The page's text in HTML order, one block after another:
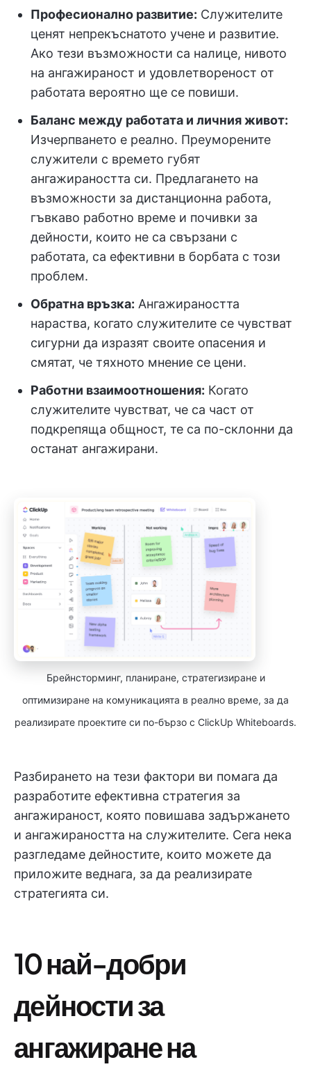
Професионално развитие: Служителите
ценят непрекъснатото учене и развитие.
Ако тези възможности са налице, нивото
на ангажираност и удовлетвореност от
работата вероятно ще се повиши.
Баланс между работата и личния живот:
Изчерпването е реално. Преуморените
служители с времето губят
ангажираността си. Предлагането на
възможности за дистанционна работа,
гъвкаво работно време и почивки за
дейности, които не са свързани с
работата, са ефективни в борбата с този
проблем.
Обратна връзка: Ангажираността
нараства, когато служителите се чувстват
сигурни да изразят своите опасения и
смятат, че тяхното мнение се цени.
Работни взаимоотношения: Когато
служителите чувстват, че са част от
подкрепяща общност, те са по-склонни да
останат ангажирани.
Брейнсторминг, планиране, стратегизиране и
оптимизиране на комуникацията в реално време, за да
реализирате проектите си по-бързо с ClickUp Whiteboards.
Разбирането на тези фактори ви помага да
разработите ефективна стратегия за
ангажираност, която повишава задържането
и ангажираността на служителите. Сега нека
разгледаме дейностите, които можете да
приложите веднага, за да реализирате
стратегията си.
10 най-добри
дейности за
ангажиране на